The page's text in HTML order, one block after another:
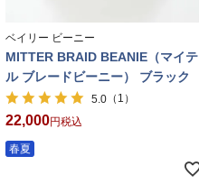
ベイリー ビーニー
MITTER BRAID BEANIE（マイテ
ル ブレードビーニー） ブラック
5.0 （1）
22,000 税込
春夏